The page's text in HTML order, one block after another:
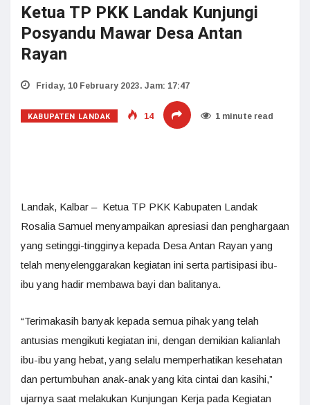
Ketua TP PKK Landak Kunjungi
Posyandu Mawar Desa Antan
Rayan
Friday, 10 February 2023. Jam: 17:47
KABUPATEN LANDAK 14 1 minute read
Landak, Kalbar – Ketua TP PKK Kabupaten Landak
Rosalia Samuel menyampaikan apresiasi dan penghargaan
yang setinggi-tingginya kepada Desa Antan Rayan yang
telah menyelenggarakan kegiatan ini serta partisipasi ibu-
ibu yang hadir membawa bayi dan balitanya.
“Terimakasih banyak kepada semua pihak yang telah
antusias mengikuti kegiatan ini, dengan demikian kalianlah
ibu-ibu yang hebat, yang selalu memperhatikan kesehatan
dan pertumbuhan anak-anak yang kita cintai dan kasihi,”
ujarnya saat melakukan Kunjungan Kerja pada Kegiatan